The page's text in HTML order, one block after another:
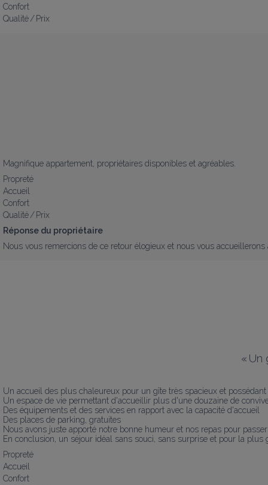
Confort
Qualité / Prix
Magnifique appartement, propriétaires disponibles et agréables.
Propreté
Accueil
Confort
Qualité / Prix
Réponse du propriétaire
Nous vous remercions de ce retour élogieux et nous vous
« Un
Un accueil des plus chaleureux pour un gîte très spacieux et
Un espace de vie permettant d'accueillir plus d'une douzaine de
Des équipements et des services en rapport avec la capacité d'accueil
Des places de parking, gratuites
Nous avons juste apporté notre bonne humeur et nos repas pour
En conclusion, un séjour idéal sans souci, sans surprise et pour la plus
Propreté
Accueil
Confort